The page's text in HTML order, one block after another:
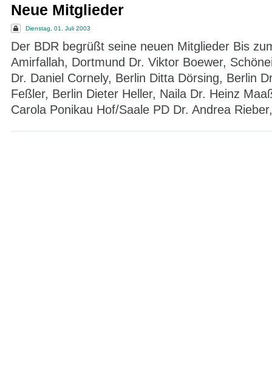
Neue Mitglieder
Dienstag, 01. Juli 2003
Der BDR begrüßt seine neuen Mitglieder Bis
Amirfallah, Dortmund Dr. Viktor Boewer,
Dr. Daniel Cornely, Berlin Ditta Dörsing, Berlin
Feßler, Berlin Dieter Heller, Naila Dr. Heinz
Carola Ponikau Hof/Saale PD Dr. Andrea